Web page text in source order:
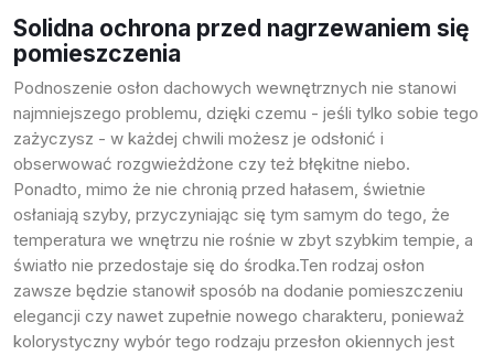
Solidna ochrona przed nagrzewaniem się
pomieszczenia
Podnoszenie osłon dachowych wewnętrznych nie stanowi
najmniejszego problemu, dzięki czemu - jeśli tylko sobie tego
zażyczysz - w każdej chwili możesz je odsłonić i
obserwować rozgwieżdżone czy też błękitne niebo.
Ponadto, mimo że nie chronią przed hałasem, świetnie
osłaniają szyby, przyczyniając się tym samym do tego, że
temperatura we wnętrzu nie rośnie w zbyt szybkim tempie, a
światło nie przedostaje się do środka.Ten rodzaj osłon
zawsze będzie stanowił sposób na dodanie pomieszczeniu
elegancji czy nawet zupełnie nowego charakteru, ponieważ
kolorystyczny wybór tego rodzaju przesłon okiennych jest